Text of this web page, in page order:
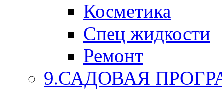
Косметика
Спец жидкости
Ремонт
9.САДОВАЯ